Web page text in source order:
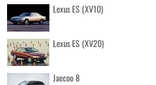
Lexus ES (XV10)
Lexus ES (XV20)
Jaecoo 8